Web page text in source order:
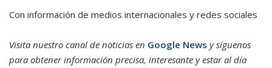
Con información de medios internacionales y redes sociales
Visita nuestro canal de noticias en Google News y síguenos
para obtener información precisa, interesante y estar al día